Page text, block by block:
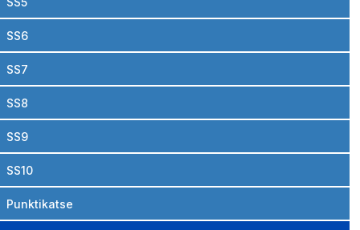
SS6
SS7
SS8
SS9
SS10
Punktikatse